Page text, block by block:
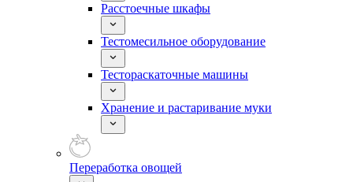
Расстоечные шкафы
Тестомесильное оборудование
Тестораскаточные машины
Хранение и растаривание муки
Переработка овощей